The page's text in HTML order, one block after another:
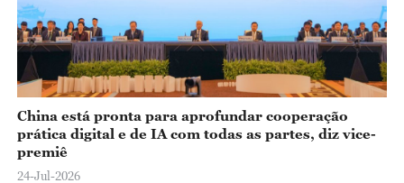
China está pronta para aprofundar cooperação
prática digital e de IA com todas as partes, diz vice-
premiê
24-Jul-2026